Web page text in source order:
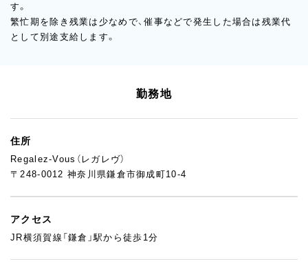
す。
繁忙期を除き残業は少なめで、催事などで発生した場合は残業代
として別途支給します。
勤務地
住所
Regalez-Vous（レガレヴ）
〒248-0012 神奈川県鎌倉市御成町10-4
アクセス
JR横須賀線「鎌倉」駅から徒歩1分